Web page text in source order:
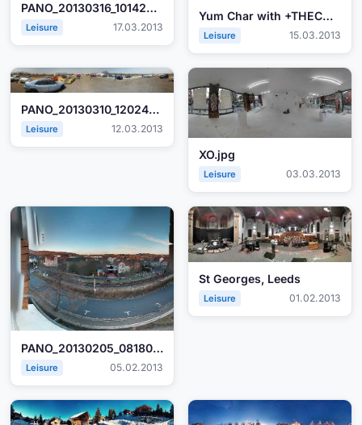
PANO_20130316_101428.jpg
Leisure 17.03.2013
Yum Char with +THECHURCH+
Leisure 15.03.2013
PANO_20130310_120249.jpg
Leisure 12.03.2013
XO.jpg
Leisure 03.03.2013
PANO_20130205_081806.jpg
Leisure 05.02.2013
St Georges, Leeds
Leisure 01.02.2013